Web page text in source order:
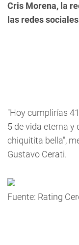
Cris Morena, la
las redes
"Hoy cumplirías
5 de vida eterna y
chiquitita bella",
Gustavo Cerati.
Fuente: Rating